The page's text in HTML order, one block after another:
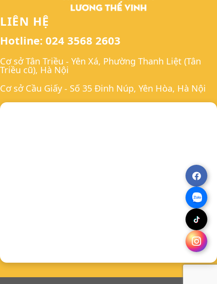
LIÊN HỆ
Hotline: 024 3568 2603
Cơ sở Tân Triều - Yên Xá, Phường Thanh Liệt (Tân
Triều cũ), Hà Nội
Cơ sở Cầu Giấy - Số 35 Đinh Núp, Yên Hòa, Hà Nội